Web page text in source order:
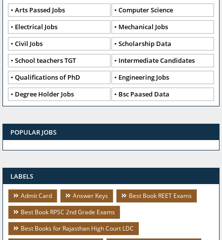
Arts Passed Jobs
Computer Science
Electrical Jobs
Mechanical Jobs
Civil Jobs
Scholarship Data
School teachers TGT
Intermediate Candidates
Qualifications of PhD
Engineering Jobs
Degree Holder Jobs
Bsc Paased Data
POPULAR JOBS
LABELS
Admit Card Answer Keys
Best Book REET Exams
Best Book RPSC 2nd Grade Exams
Best Books for Rajasthan High Court LDC